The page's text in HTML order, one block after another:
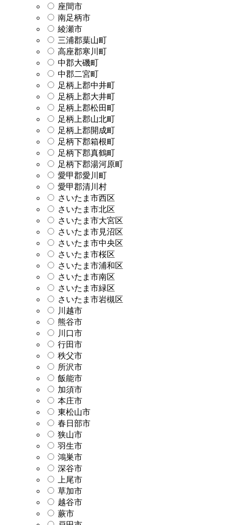
座間市
南足柄市
綾瀬市
三浦郡葉山町
高座郡寒川町
中郡大磯町
中郡二宮町
足柄上郡中井町
足柄上郡大井町
足柄上郡松田町
足柄上郡山北町
足柄上郡開成町
足柄下郡箱根町
足柄下郡真鶴町
足柄下郡湯河原町
愛甲郡愛川町
愛甲郡清川村
さいたま市西区
さいたま市北区
さいたま市大宮区
さいたま市見沼区
さいたま市中央区
さいたま市桜区
さいたま市浦和区
さいたま市南区
さいたま市緑区
さいたま市岩槻区
川越市
熊谷市
川口市
行田市
秩父市
所沢市
飯能市
加須市
本庄市
東松山市
春日部市
狭山市
羽生市
鴻巣市
深谷市
上尾市
草加市
越谷市
蕨市